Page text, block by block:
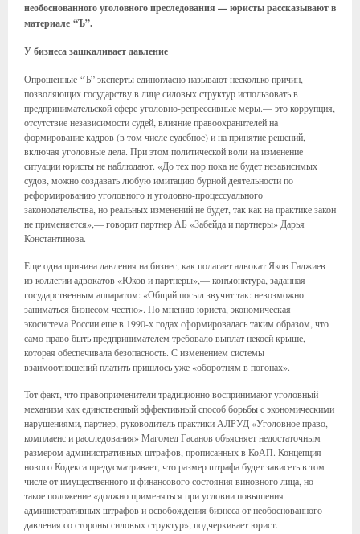
необоснованного уголовного преследования — юристы рассказывают в
материале “Ъ”.
У бизнеса зашкаливает давление
Опрошенные “Ъ” эксперты единогласно называют несколько причин,
позволяющих государству в лице силовых структур использовать в
предпринимательской сфере уголовно-репрессивные меры.— это коррупция,
отсутствие независимости судей, влияние правоохранителей на
формирование кадров (в том числе судебное) и на принятие решений,
включая уголовные дела. При этом политической воли на изменение
ситуации юристы не наблюдают. «До тех пор пока не будет независимых
судов, можно создавать любую имитацию бурной деятельности по
реформированию уголовного и уголовно-процессуального
законодательства, но реальных изменений не будет, так как на практике закон
не применяется»,— говорит партнер АБ «Забейда и партнеры» Дарья
Константинова.
Еще одна причина давления на бизнес, как полагает адвокат Яков Гаджиев
из коллегии адвокатов «Юков и партнеры»,— конъюнктура, заданная
государственным аппаратом: «Общий посыл звучит так: невозможно
заниматься бизнесом честно». По мнению юриста, экономическая
экосистема России еще в 1990-х годах сформировалась таким образом, что
само право быть предпринимателем требовало выплат некоей крыше,
которая обеспечивала безопасность. С изменением системы
взаимоотношений платить пришлось уже «оборотням в погонах».
Тот факт, что правоприменители традиционно воспринимают уголовный
механизм как единственный эффективный способ борьбы с экономическими
нарушениями, партнер, руководитель практики АЛРУД «Уголовное право,
комплаенс и расследования» Магомед Гасанов объясняет недостаточным
размером административных штрафов, прописанных в КоАП. Концепция
нового Кодекса предусматривает, что размер штрафа будет зависеть в том
числе от имущественного и финансового состояния виновного лица, но
такое положение «должно применяться при условии повышения
административных штрафов и освобождения бизнеса от необоснованного
давления со стороны силовых структур», подчеркивает юрист.